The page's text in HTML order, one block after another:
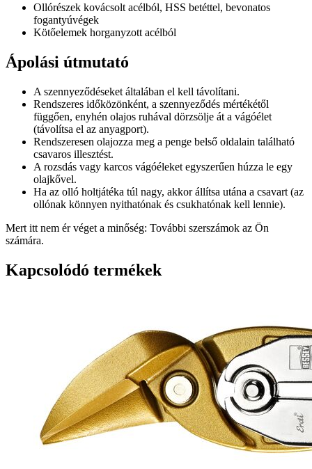
Ollórészek kovácsolt acélból, HSS betéttel, bevonatos
fogantyúvégek
Kötőelemek horganyzott acélból
Ápolási útmutató
A szennyeződéseket általában el kell távolítani.
Rendszeres időközönként, a szennyeződés mértékétől
függően, enyhén olajos ruhával dörzsölje át a vágóélet
(távolítsa el az anyagport).
Rendszeresen olajozza meg a penge belső oldalain található
csavaros illesztést.
A rozsdás vagy karcos vágóéleket egyszerűen húzza le egy
olajkővel.
Ha az olló holtjátéka túl nagy, akkor állítsa utána a csavart (az
ollónak könnyen nyithatónak és csukhatónak kell lennie).
Mert itt nem ér véget a minőség: További szerszámok az Ön
számára.
Kapcsolódó termékek